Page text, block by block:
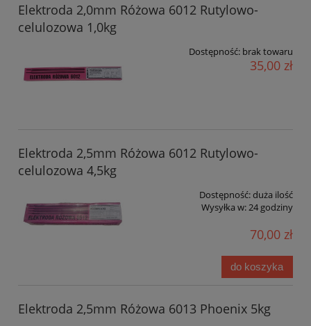
Elektroda 2,0mm Różowa 6012 Rutylowo-
celulozowa 1,0kg
Dostępność: brak towaru
35,00 zł
Elektroda 2,5mm Różowa 6012 Rutylowo-
celulozowa 4,5kg
Dostępność:duża ilość
Wysyłka w: 24 godziny
70,00 zł
do koszyka
Elektroda 2,5mm Różowa 6013 Phoenix 5kg